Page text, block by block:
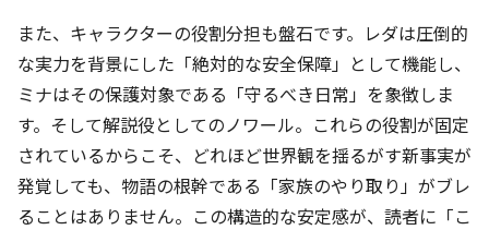
また、キャラクターの役割分担も盤石です。レダは圧倒的
な実力を背景にした「絶対的な安全保障」として機能し、
ミナはその保護対象である「守るべき日常」を象徴しま
す。そして解説役としてのノワール。これらの役割が固定
されているからこそ、どれほど世界観を揺るがす新事実が
発覚しても、物語の根幹である「家族のやり取り」がブレ
ることはありません。この構造的な安定感が、読者に「こ